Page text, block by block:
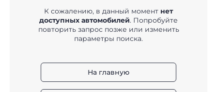
К сожалению, в данный момент нет
доступных автомобилей. Попробуйте
повторить запрос позже или изменить
параметры поиска.
На главную